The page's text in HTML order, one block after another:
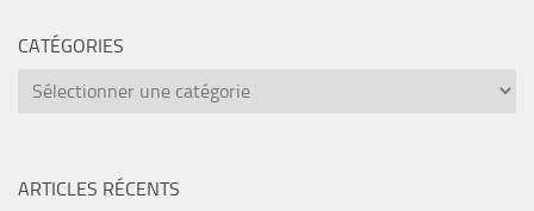
CATÉGORIES
catégories
ARTICLES RÉCENTS